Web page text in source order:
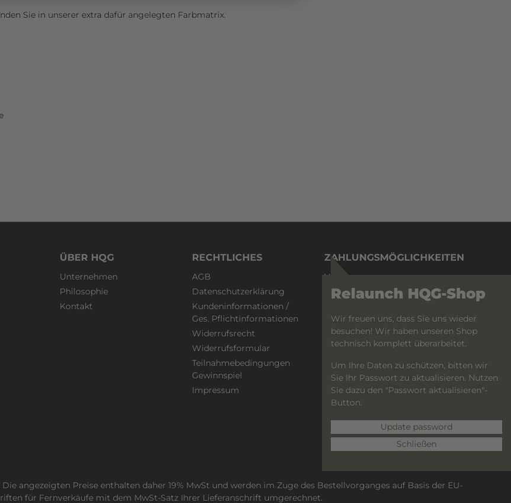
Relaunch HQG-Shop
Wir freuen uns, dass Sie uns wieder
besuchen! Wir haben unseren Shop
technisch komplett überarbeitet.
Um Ihre Daten zu schützen, bitten wir
Sie Ihr Passwort zu aktualisieren. Nutzen
Sie dazu den "Passwort aktualisieren"-
Button.
Update password
Schließen
Sie in unserer extra dafür angelegten Farbmatrix.
ÜBER HQG
Unternehmen
Philosophie
Kontakt
RECHTLICHES
AGB
Datenschutzerklärung
Kundeninformationen /
Ges. Pflichtinformationen
Widerrufsrecht
Widerrufsformular
Teilnahmebedingungen
Gewinnspiel
Impressum
ZAHLUNGSMÖGLICHKEITEN
Vorkasse
PayPal
angezeigten Preise enthalten daher 19% MwSt und werden im Zuge des Bestellvorganges auf Basis der EU-
für Fernverkäufe mit dem MwSt-Satz Ihrer Lieferanschrift umgerechnet.